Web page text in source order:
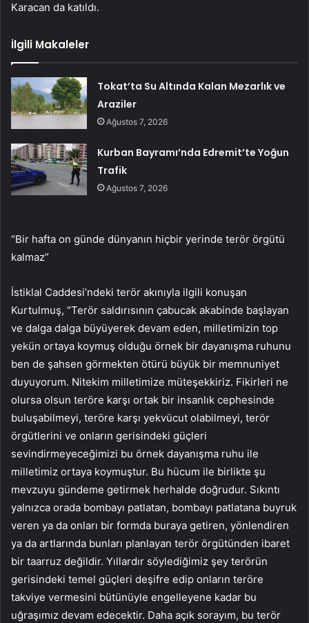
Karacan da katıldı.
İlgili Makaleler
Tokat’ta Su Altında Kalan Mezarlık ve
Araziler
Ağustos 7, 2026
Kurban Bayramı’nda Edremit’te Yoğun
Trafik
Ağustos 7, 2026
“Bir hafta on günde dünyanın hiçbir yerinde terör örgütü
kalmaz”
İstiklal Caddesi’ndeki terör akınıyla ilgili konuşan
Kurtulmuş, “Terör saldırısının çabucak akabinde başlayan
ve dalga dalga büyüyerek devam eden, milletimizin top
yekün ortaya koymuş olduğu örnek bir dayanışma ruhunu
ben de şahsen görmekten ötürü büyük bir memnuniyet
duyuyorum. Nitekim milletimize müteşekkiriz. Fikirleri ne
olursa olsun teröre karşı ortak bir insanlık cephesinde
buluşabilmeyi, teröre karşı yekvücut olabilmeyi, terör
örgütlerini ve onların gerisindeki güçleri
sevindirmeyeceğimizi bu örnek dayanışma ruhu ile
milletimiz ortaya koymuştur. Bu hücum ile birlikte şu
mevzuyu gündeme getirmek herhalde doğrudur. Sıkıntı
yalnızca orada bombayı patlatan, bombayı patlatana buyruk
veren ya da onları bir formda buraya getiren, yönlendiren
ya da artlarında bunları planlayan terör örgütünden ibaret
bir taarruz değildir. Yıllardır söylediğimiz şey terörün
gerisindeki temel güçleri deşifre edip onların teröre
takviye vermesini bütünüyle engelleyene kadar bu
uğraşımız devam edecektir. Daha açık sorayım, bu terör